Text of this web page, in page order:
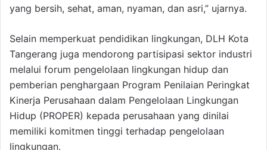
yang bersih, sehat, aman, nyaman, dan asri,” ujarnya.
Selain memperkuat pendidikan lingkungan, DLH Kota
Tangerang juga mendorong partisipasi sektor industri
melalui forum pengelolaan lingkungan hidup dan
pemberian penghargaan Program Penilaian Peringkat
Kinerja Perusahaan dalam Pengelolaan Lingkungan
Hidup (PROPER) kepada perusahaan yang dinilai
memiliki komitmen tinggi terhadap pengelolaan
lingkungan.